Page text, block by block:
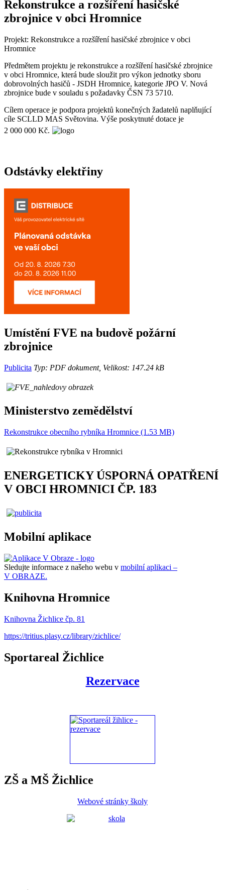
Rekonstrukce a rozšíření hasičské
zbrojnice v obci Hromnice
Projekt: Rekonstrukce a rozšíření hasičské zbrojnice v obci
Hromnice
Předmětem projektu je rekonstrukce a rozšíření hasičské zbrojnice
v obci Hromnice, která bude sloužit pro výkon jednotky sboru
dobrovolných hasičů - JSDH Hromnice, kategorie JPO V. Nová
zbrojnice bude v souladu s požadavky ČSN 73 5710.
Cílem operace je podpora projektů konečných žadatelů naplňující
cíle SCLLD MAS Světovina. Výše poskytnuté dotace je
2 000 000 Kč.
Odstávky elektřiny
Umístění FVE na budově požární
zbrojnice
Publicita Typ: PDF dokument, Velikost: 147.24 kB
Ministerstvo zemědělství
Rekonstrukce obecního rybníka Hromnice (1.53 MB)
ENERGETICKY ÚSPORNÁ OPATŘENÍ
V OBCI HROMNICI ČP. 183
Mobilní aplikace
Sledujte informace z našeho webu v mobilní aplikaci –
V OBRAZE.
Knihovna Hromnice
Knihovna Žichlice čp. 81
https://tritius.plasy.cz/library/zichlice/
Sportareal Žichlice
Rezervace
ZŠ a MŠ Žichlice
Webové stránky školy